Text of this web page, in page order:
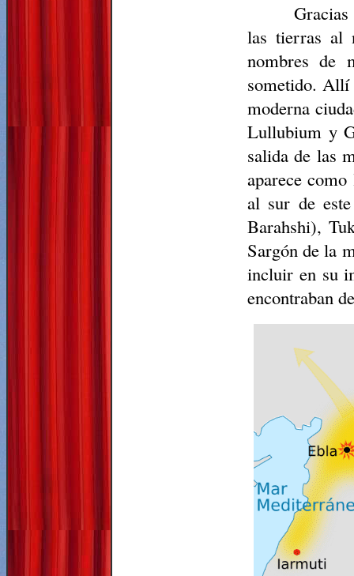
las tierras al
nombres de
sometido. Allí
moderna
Lullubium y
salida de las
aparece
al sur de
Barahshi),
Sargón de la
incluir en su
encontraban